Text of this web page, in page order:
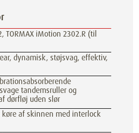
TORMAX iMotion 2302.R (til
dynamisk, støjsvag, effektiv,
tandemsruller og
dørfløj uden slør
køre af skinnen med interlock